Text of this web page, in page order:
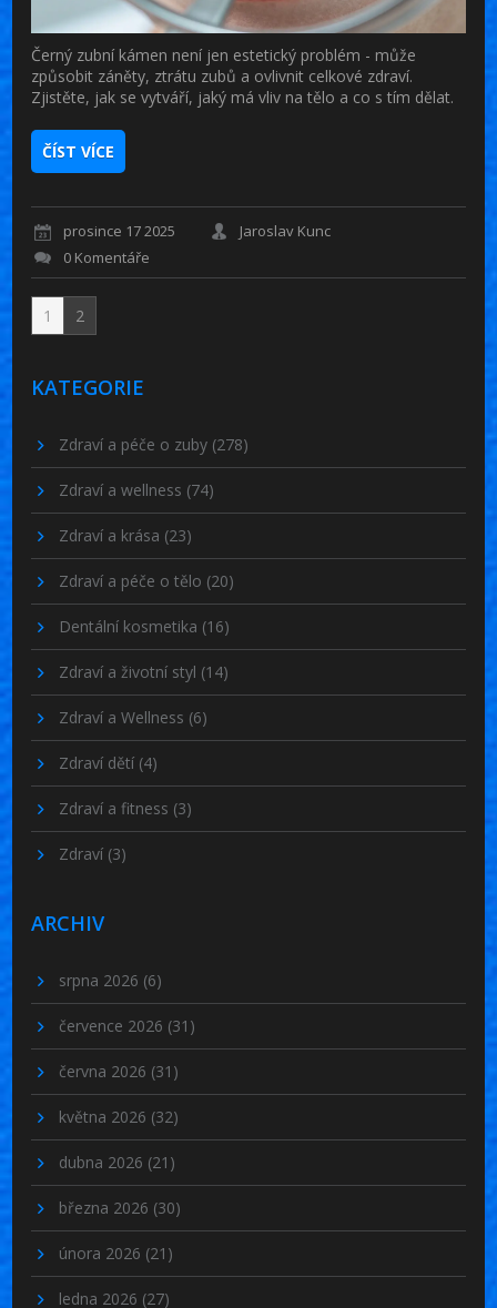
Černý zubní kámen není jen estetický problém - může
způsobit záněty, ztrátu zubů a ovlivnit celkové zdraví.
Zjistěte, jak se vytváří, jaký má vliv na tělo a co s tím dělat.
ČÍST VÍCE
prosince 17 2025
Jaroslav Kunc
0 Komentáře
1 2
KATEGORIE
Zdraví a péče o zuby (278)
Zdraví a wellness (74)
Zdraví a krása (23)
Zdraví a péče o tělo (20)
Dentální kosmetika (16)
Zdraví a životní styl (14)
Zdraví a Wellness (6)
Zdraví dětí (4)
Zdraví a fitness (3)
Zdraví (3)
ARCHIV
srpna 2026 (6)
července 2026 (31)
června 2026 (31)
května 2026 (32)
dubna 2026 (21)
března 2026 (30)
února 2026 (21)
ledna 2026 (27)